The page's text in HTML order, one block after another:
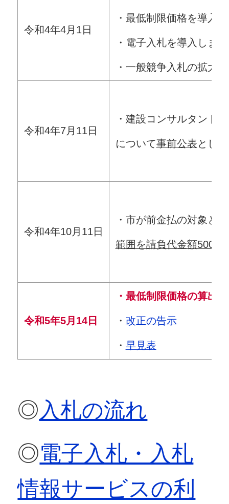
令和4年4月1日
・最低制限価格を導入
・電子入札を導入しま
・一般競争入札の拡大
令和4年7月11日
・建設コンサルタント
について事前公表とし
令和4年10月11日
・市が前金払の対象と
範囲を請負代金額500万
令和5年5月14日
・最低制限価格の算
・ 改正の告示
・ 早見表
◎入札の流れ
◎電子入札・入札
情報サービスの利